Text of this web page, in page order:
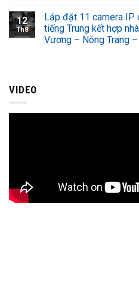
12
Th8
Lắp đặt 11 camera IP
tiếng Trung kết hợp
Vương – Nông Trang
VIDEO